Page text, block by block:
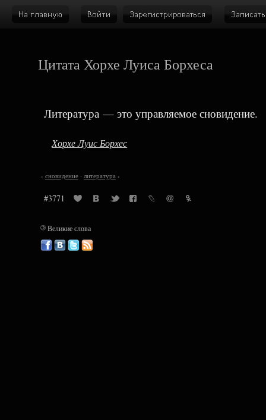
Цитата Хорхе Луиса Борхеса
Литература — это управляемое сновидение.
Хорхе Луис Борхес
‹ сновидение· литература›
#3771
©Великие слова